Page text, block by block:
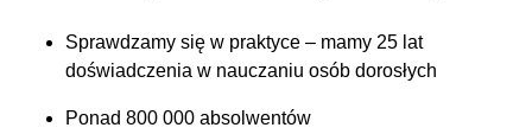
Sprawdzamy się w praktyce – mamy 25 lat
doświadczenia w nauczaniu osób dorosłych
Ponad 800 000 absolwentów